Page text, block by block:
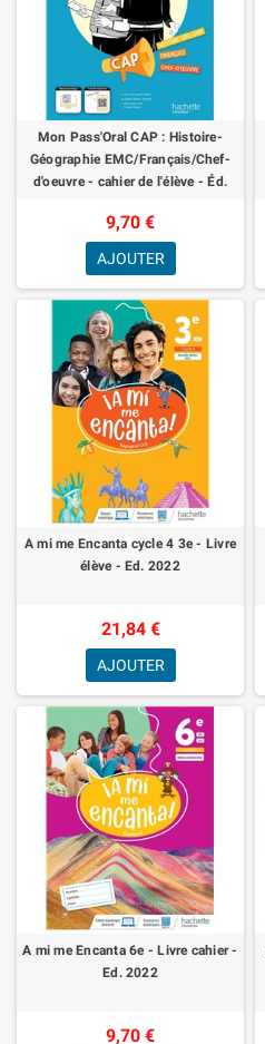
Mon Pass'Oral CAP : Histoire-
Géographie EMC/Français/Chef-
d'oeuvre - cahier de l'élève - Éd.
9,70 €
AJOUTER
A mi me Encanta cycle 4 3e - Livre
élève - Ed. 2022
21,84 €
AJOUTER
A mi me Encanta 6e - Livre cahier -
Ed. 2022
9,70 €